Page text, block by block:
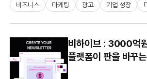
비즈니스 마케팅 광고 기업 성장
비하이브 : 3000억
플랫폼이 판을 바꾸